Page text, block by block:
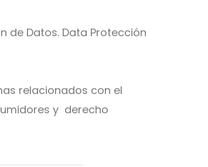
de Datos. Data Protección
relacionados con el
y derecho